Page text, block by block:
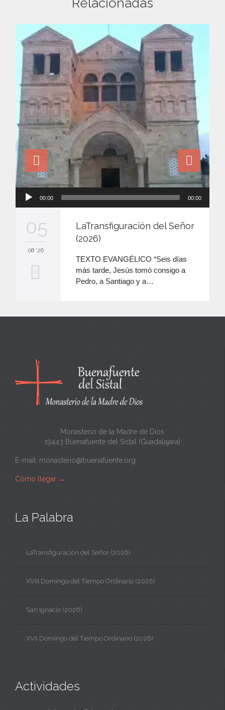
Relacionadas
00:00 00:00
05
08 '26
M
n
a
0
LaTransfiguración del Señor
(2026)
TEXTO EVANGÉLICO “Seis días
más tarde, Jesús tomó consigo a
Pedro, a Santiago y a…
Monasterio de la Madre de Dios
19443 Buenafuente del Sistal (Guadalajara)
E-mail: monasterio@buenafuente.org
Cómo llegar →
La Palabra
LaTransfiguración del Señor (2026)
XVIII Domingo del Tiempo Ordinario (2026)
San Ignacio (2026)
XVII Domingo del Tiempo Ordinario (2026)
Actividades